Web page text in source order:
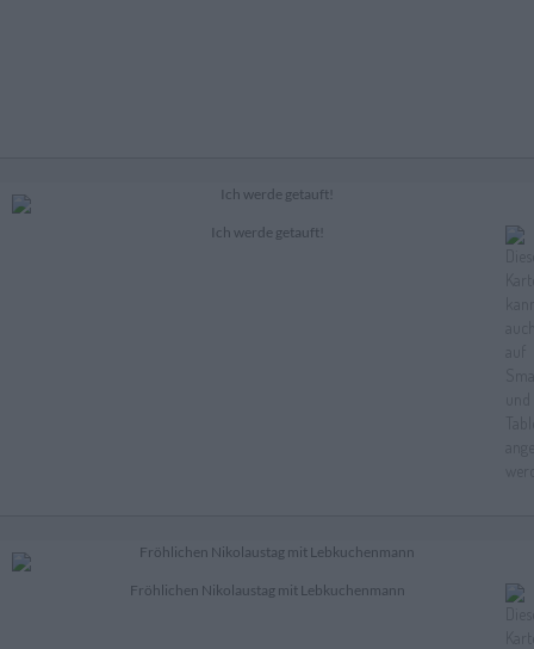
Ich werde getauft!
Fröhlichen Nikolaustag mit Lebkuchenmann